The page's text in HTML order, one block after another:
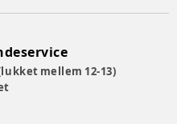
mellem 12-13)